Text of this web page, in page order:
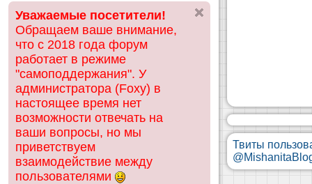
ск
Уважаемые посетители!
Обращаем ваше внимание,
что с 2018 года форум
работает в режиме
"самоподдержания". У
администратора (Foxy) в
настоящее время нет
возможности отвечать на
ваши вопросы, но мы
приветствуем
взаимодействие между
пользователями
Твиты